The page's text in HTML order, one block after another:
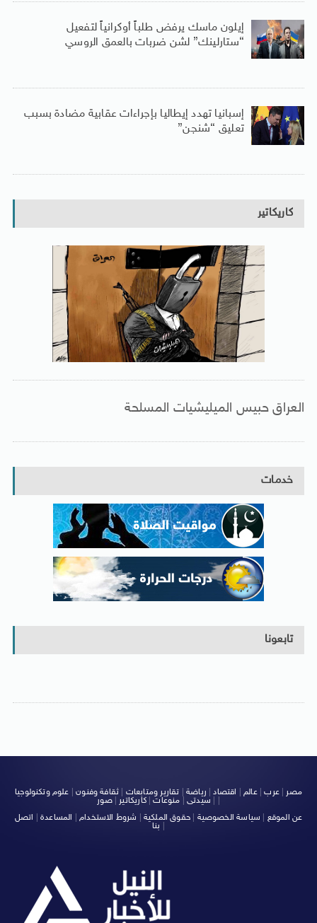
إيلون ماسك يرفض طلباً أوكرانياً لتفعيل
“ستارلينك” لشن ضربات بالعمق الروسي
إسبانيا تهدد إيطاليا بإجراءات عقابية مضادة بسبب
تعليق “شنجن”
كاريكاتير
العراق حبيس الميليشيات المسلحة
خدمات
تابعونا
مصر |عرب|عالم| اقتصاد| رياضة تقارير ومتابعات ثقافة وفنون| علوم وتكنولوجيا
سيدتى| منوعات|كاريكاتير |صور
عن الموقع
سياسة الخصوصية حقوق الملكية شروط الاستخدام المساعدة
اتصل
بنا